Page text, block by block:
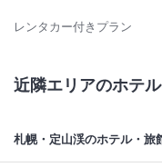
レンタカー付きプラン
近隣エリアのホテ
札幌・定山渓のホテル・旅